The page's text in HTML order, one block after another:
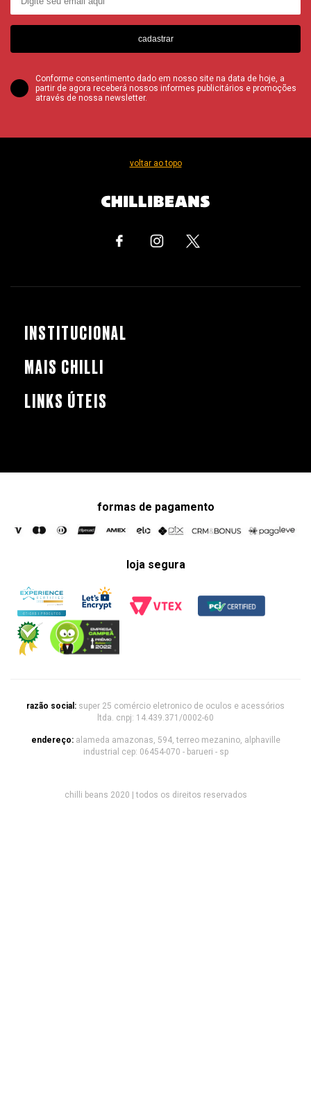
cadastrar
Conforme consentimento dado em nosso site na data de hoje, a
partir de agora receberá nossos informes publicitários e promoções
através de nossa newsletter.
voltar ao topo
INSTITUCIONAL
MAIS CHILLI
LINKS ÚTEIS
formas de pagamento
loja segura
razão social: super 25 comércio eletronico de oculos e acessórios
ltda. cnpj: 14.439.371/0002-60
endereço: alameda amazonas, 594, terreo mezanino, alphaville
industrial cep: 06454-070 - barueri - sp
chilli beans 2020 | todos os direitos reservados